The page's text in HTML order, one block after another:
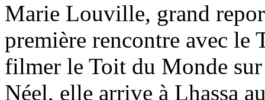
Marie Louville, grand
première rencontre avec le
filmer le Toit du Monde
Néel, elle arrive à Lhassa